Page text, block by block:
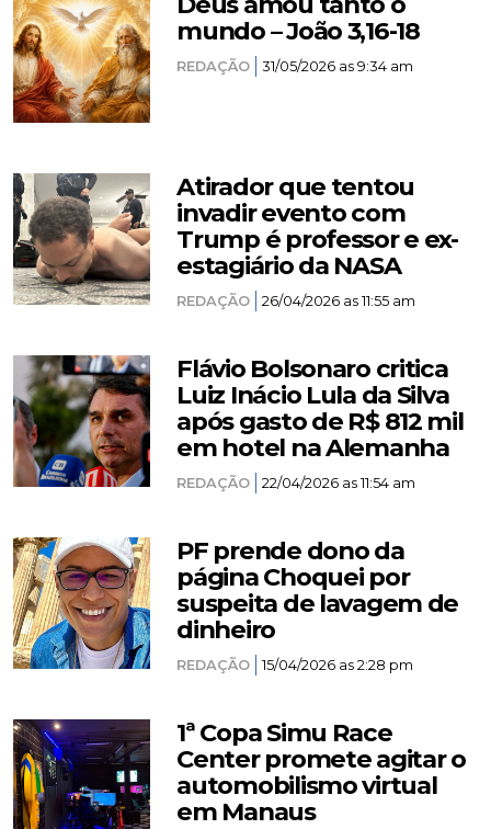
mundo – João 3,16-18
REDAÇÃO 31/05/2026 as 9:34 am
Atirador que tentou
invadir evento com
Trump é professor e ex-
estagiário da NASA
REDAÇÃO 26/04/2026 as 11:55 am
Flávio Bolsonaro critica
Luiz Inácio Lula da Silva
após gasto de R$ 812 mil
em hotel na Alemanha
REDAÇÃO 22/04/2026 as 11:54 am
PF prende dono da
página Choquei por
suspeita de lavagem de
dinheiro
REDAÇÃO 15/04/2026 as 2:28 pm
1ª Copa Simu Race
Center promete agitar o
automobilismo virtual
em Manaus